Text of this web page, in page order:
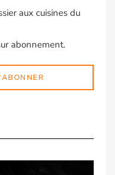
aux cuisines du
abonnement.